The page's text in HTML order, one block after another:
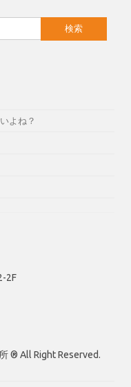
よね？
2F
® All Right Reserved.